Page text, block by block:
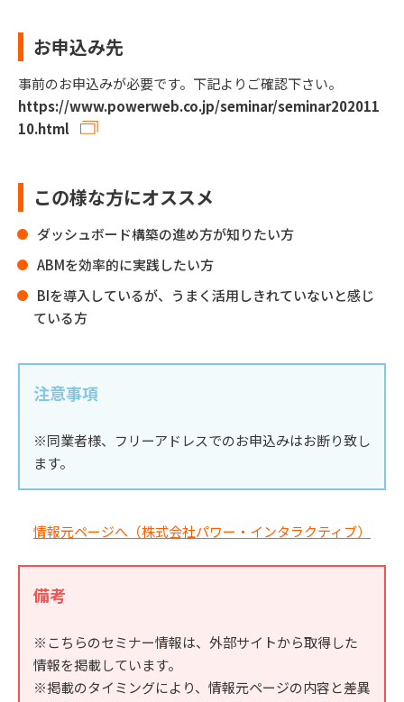
お申込み先
事前のお申込みが必要です。下記よりご確認下さい。
https://www.powerweb.co.jp/seminar/seminar202011
10.html
この様な方にオススメ
ダッシュボード構築の進め方が知りたい方
ABMを効率的に実践したい方
BIを導入しているが、うまく活用しきれていないと感じ
ている方
注意事項
※同業者様、フリーアドレスでのお申込みはお断り致し
ます。
情報元ページへ（株式会社パワー・インタラクティブ）
備考
※こちらのセミナー情報は、外部サイトから取得した
情報を掲載しています。
※掲載のタイミングにより、情報元ページの内容と差異